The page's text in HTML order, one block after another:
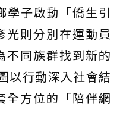
學子啟動「僑生引
光則分別在運動員
不同族群找到新的
以行動深入社會結
全方位的「陪伴網